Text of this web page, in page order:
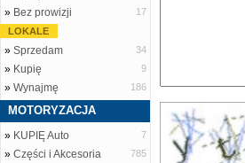
» Bez prowizji
17
LOKALE
» Sprzedam 34
» Kupię 9
» Wynajmę 186
MOTORYZACJA
» KUPIĘ Auto 7
» Części i Akcesoria 785